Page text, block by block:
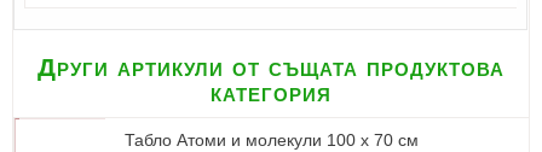
Други артикули от същата продуктова
категория
Табло Атоми и молекули 100 х 70 см